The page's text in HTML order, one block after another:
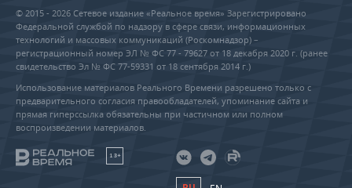
© 2015 - 2026 Сетевое издание «Реальное время» Зарегистрировано
Федеральной службой по надзору в сфере связи, информационных
технологий и массовых коммуникаций (Роскомнадзор) –
регистрационный номер ЭЛ № ФС 77 - 79627 от 18 декабря 2020 г. (ранее
свидетельство Эл № ФС 77-59331 от 18 сентября 2014 г.)
Использование материалов Реального Времени разрешено только с
предварительного согласия правообладателей, упоминание сайта и
прямая гиперссылка обязательны при частичном или полном
воспроизведении материалов.
18+